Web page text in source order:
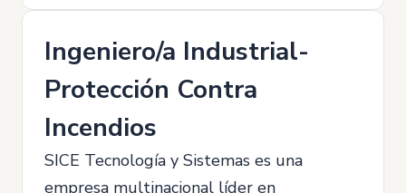
Ingeniero/a Industrial-
Protección Contra
Incendios
SICE Tecnología y Sistemas es una
empresa multinacional líder en